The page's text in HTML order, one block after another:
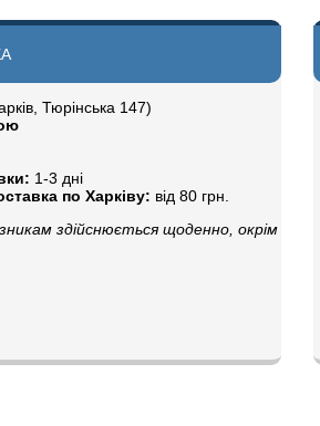
Тюрінська 147)
1-3 дні
по Харківу: від 80 грн.
здійснюється щоденно, окрім